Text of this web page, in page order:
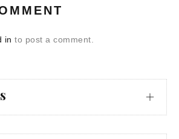
in to post a comment.